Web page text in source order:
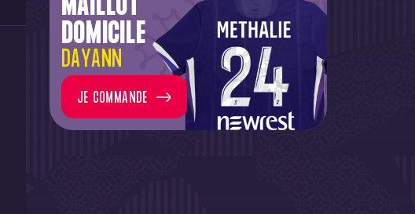
DOMICILE
DAYANN
JE COMMANDE